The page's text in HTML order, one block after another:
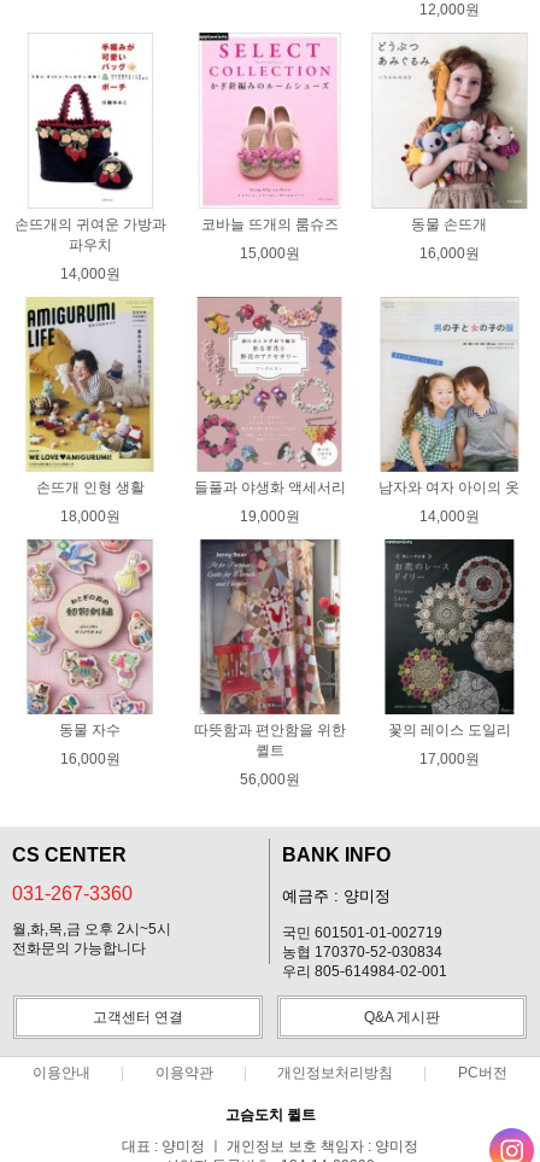
12,000원
손뜨개의 귀여운 가방과
파우치
14,000원
코바늘 뜨개의 룸슈즈
15,000원
동물 손뜨개
16,000원
손뜨개 인형 생활
18,000원
들풀과 야생화 액세서리
19,000원
남자와 여자 아이의 옷
14,000원
동물 자수
16,000원
따뜻함과 편안함을 위한
퀼트
56,000원
꽃의 레이스 도일리
17,000원
CS CENTER
031-267-3360
월,화,목,금 오후 2시~5시
전화문의 가능합니다
BANK INFO
예금주 : 양미정
국민 601501-01-002719
농협 170370-52-030834
우리 805-614984-02-001
고객센터 연결 Q&A 게시판
이용안내 이용약관 개인정보처리방침 PC버전
고슴도치 퀼트
대표 : 양미정 ㅣ 개인정보 보호 책임자 : 양미정